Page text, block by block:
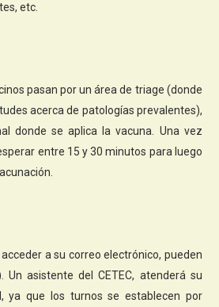
etc.
pasan por un área de triage (donde
acerca de patologías prevalentes),
donde se aplica la vacuna. Una vez
entre 15 y 30 minutos para luego
a su correo electrónico, pueden
asistente del CETEC, atenderá su
ya que los turnos se establecen por